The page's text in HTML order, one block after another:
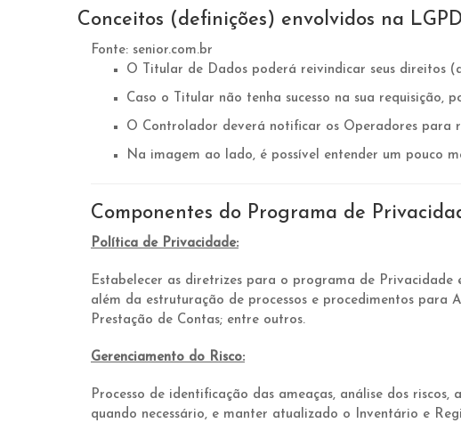
Conceitos (definições) envolvidos na LGPD
Fonte: senior.com.br
O Titular de Dados poderá reivindicar seus direitos
Caso o Titular não tenha sucesso na sua requisição,
O Controlador deverá notificar os Operadores para
Na imagem ao lado, é possível entender um pouco
Componentes do Programa de
Política de Privacidade:
Estabelecer as diretrizes para o programa de Privacidade
além da estruturação de processos e procedimentos para
Prestação de Contas; entre outros.
Gerenciamento do Risco:
Processo de identificação das ameaças, análise dos
quando necessário, e manter atualizado o Inventário e